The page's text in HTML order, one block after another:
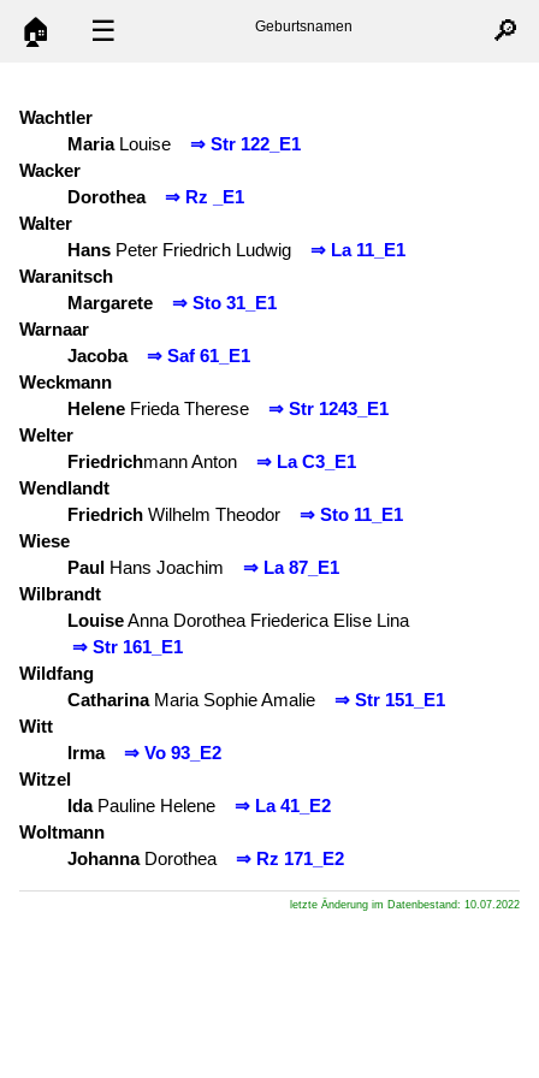
🏠 ☰ Geburtsnamen 🔎
Wachtler
MariaLouise
⇒ Str 122_E1
Wacker
Dorothea
⇒ Rz _E1
Walter
Hans Peter Friedrich Ludwig
⇒ La 11_E1
Waranitsch
Margarete
⇒ Sto 31_E1
Warnaar
Jacoba
⇒ Saf 61_E1
Weckmann
Helene Frieda Therese
⇒ Str 1243_E1
Welter
Friedrichmann Anton
⇒ La C3_E1
Wendlandt
Friedrich Wilhelm Theodor
⇒ Sto 11_E1
Wiese
Paul Hans Joachim
⇒ La 87_E1
Wilbrandt
LouiseAnna Dorothea Friederica Elise Lina
⇒ Str 161_E1
Wildfang
CatharinaMaria Sophie Amalie
⇒ Str 151_E1
Witt
Irma
⇒ Vo 93_E2
Witzel
IdaPauline Helene
⇒ La 41_E2
Woltmann
JohannaDorothea ⇒ Rz 171_E2
letzte Änderung im Datenbestand: 10.07.2022